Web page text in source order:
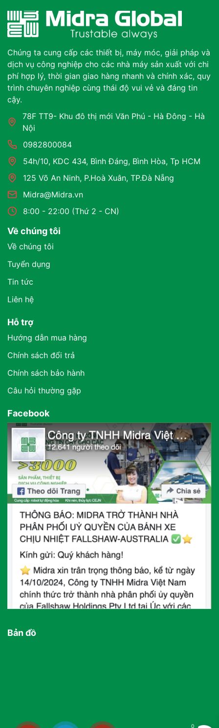
Chúng ta cung cấp các thiết bị, máy móc, giải pháp và
dịch vụ công nghiệp cho các nhà máy sản xuất với chi
phí hợp lý, thời gian giao hàng nhanh và chính xác, quy
trình chuyên nghiệp cùng thái độ vui vẻ và đáng tin
cậy.
78F TT9- Khu đô thị mới Văn Phú - Hà Đông - Hà
Nội
0982800084
54h/10, KDC 434, Bình Đáng, Bình Hòa, Tp HCM
125 Võ An Ninh, P.Hoà Xuân, TP.Đà Nẵng
Midra@Midra.vn
8:00 - 22:00 (Thứ 2 - CN)
Về chúng tôi
Về chúng tôi
Tuyển dụng
Tin tức
Liên hệ
Hỗ trợ
Hướng dẫn mua hàng
Chính sách đổi trả
Chính sách bảo hành
Câu hỏi thường gặp
Facebook
Bản đồ
0